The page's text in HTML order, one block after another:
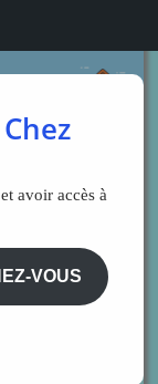
avoir accès à
VOUS